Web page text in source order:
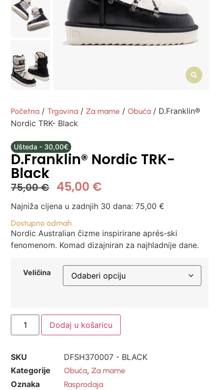
Početna /Trgovina /Za mame /Obuća / D.Franklin®
Nordic TRK- Black
Ušteda - 30,00€
D.Franklin® Nordic TRK-
Black
75,00€ 45,00 €
Najniža cijena u zadnjih 30 dana:75,00€
Dostupno odmah
Nordic Australian čizme inspirirane aprés-ski
fenomenom. Komad dizajniran za najhladnije dane.
Veličina
Dodaj u košaricu
SKU
DFSH370007 - BLACK
Kategorije
Obuća,Za mame
Oznaka Rasprodaja